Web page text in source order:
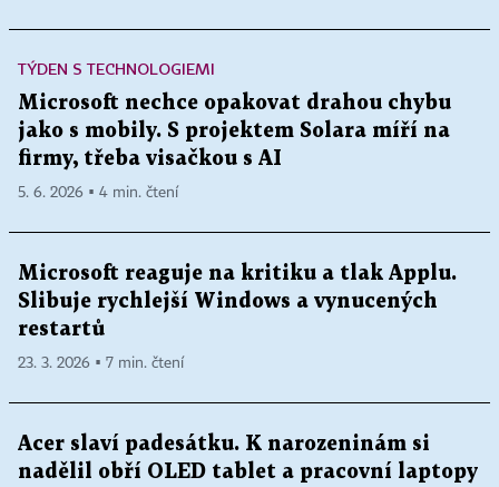
TÝDEN S TECHNOLOGIEMI
Microsoft nechce opakovat drahou chybu
jako s mobily. S projektem Solara míří na
firmy, třeba visačkou s AI
5. 6. 2026 ▪ 4 min. čtení
Microsoft reaguje na kritiku a tlak Applu.
Slibuje rychlejší Windows a vynucených
restartů
23. 3. 2026 ▪ 7 min. čtení
Acer slaví padesátku. K narozeninám si
nadělil obří OLED tablet a pracovní laptopy